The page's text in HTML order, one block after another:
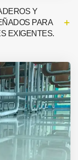
Y
PARA
EXIGENTES.